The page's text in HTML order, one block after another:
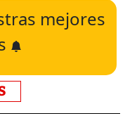
mejores